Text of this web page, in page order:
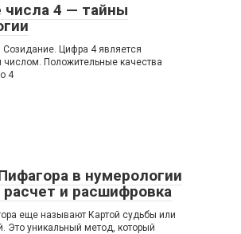
числа 4 — тайны
Цифра 4 является
числом. Положительные качества
4
в нумерологии
и расшифровка
еще называют Картой судьбы или
Это уникальный метод, который